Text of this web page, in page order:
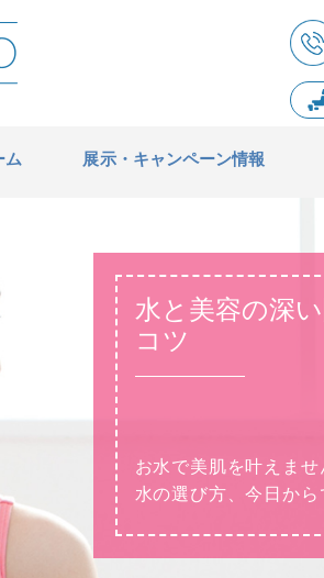
ム 展示・キャンペーン情報
水と美容の深
コツ
お水で美肌を叶えま
水の選び方、今日か